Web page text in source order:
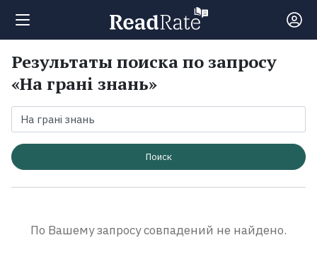
Поиск
Новости
Рейтинги
Результаты поиска по запросу
«На грані знань»
Поиск
По Вашему запросу совпадений не найдено.